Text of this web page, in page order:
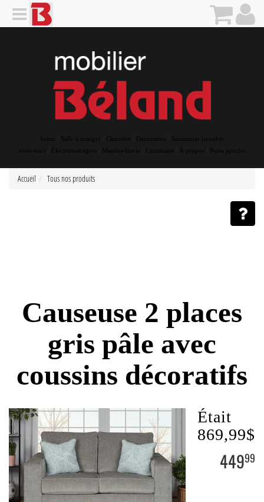
Salon Salle à manger Décoration
Saisonnier (meuble
extérieur)
Matelas-literie Luminaire Nous joindre
Accueil Tous nos produits
Causeuse 2 places
gris pâle avec
coussins décoratifs
Était
869,99$
44999